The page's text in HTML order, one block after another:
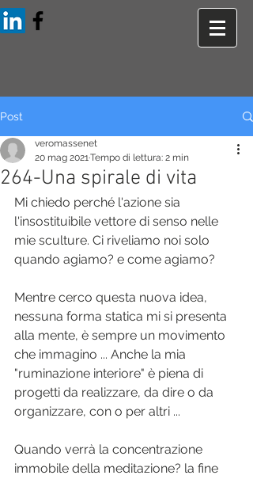
Post
264-Una spirale di vita
veromassenet
20 mag 2021Tempo di lettura: 2 min
Mi chiedo perché l'azione sia
l'insostituibile vettore di senso nelle
mie sculture. Ci riveliamo noi solo
quando agiamo? e come agiamo?
Mentre cerco questa nuova idea,
nessuna forma statica mi si presenta
alla mente, è sempre un movimento
che immagino ... Anche la mia
"ruminazione interiore" è piena di
progetti da realizzare, da dire o da
organizzare, con o per altri ...
Quando verrà la concentrazione
immobile della meditazione? la fine